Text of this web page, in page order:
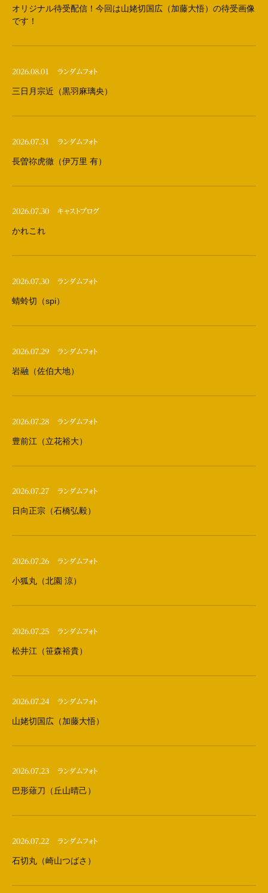
オリジナル待受配信！今回は山姥切国広（加藤大悟）の待受画像
です！
2026.08.01 ランダムフォト
三日月宗近（黒羽麻璃央）
2026.07.31 ランダムフォト
長曽祢虎徹（伊万里 有）
2026.07.30 キャストブログ
かれこれ
2026.07.30 ランダムフォト
蜻蛉切（spi）
2026.07.29 ランダムフォト
岩融（佐伯大地）
2026.07.28 ランダムフォト
豊前江（立花裕大）
2026.07.27 ランダムフォト
日向正宗（石橋弘毅）
2026.07.26 ランダムフォト
小狐丸（北園 涼）
2026.07.25 ランダムフォト
松井江（笹森裕貴）
2026.07.24 ランダムフォト
山姥切国広（加藤大悟）
2026.07.23 ランダムフォト
巴形薙刀（丘山晴己）
2026.07.22 ランダムフォト
石切丸（崎山つばさ）